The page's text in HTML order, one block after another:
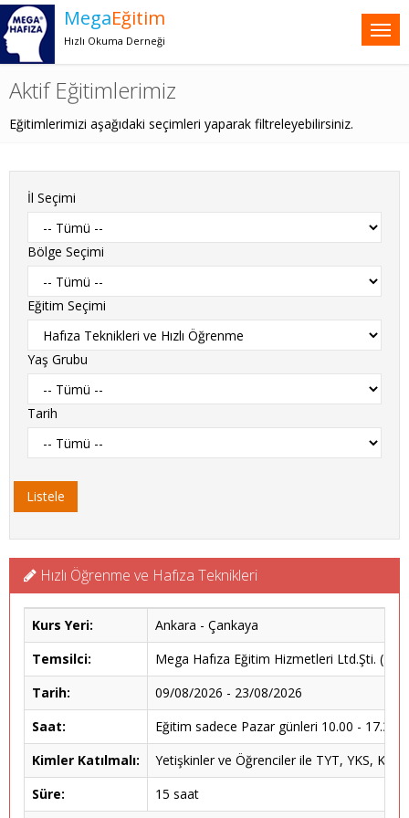
MegaEğitim
Hızlı Okuma Derneği
Aktif Eğitimlerimiz
Eğitimlerimizi aşağıdaki seçimleri yaparak filtreleyebilirsiniz.
İl Seçimi
Bölge Seçimi
Eğitim Seçimi
Yaş Grubu
Tarih
Listele
Hızlı Öğrenme ve Hafıza Teknikleri
Kurs Yeri:
Ankara - Çankaya
Temsilci:
Mega Hafıza Eğitim Hizmetleri Ltd.Şti.
Tarih:
09/08/2026 - 23/08/2026
Saat:
Eğitim sadece Pazar günleri 10.00 - 17.30
Kimler Katılmalı:
Yetişkinler ve Öğrenciler ile TYT, YKS,
Süre:
15 saat